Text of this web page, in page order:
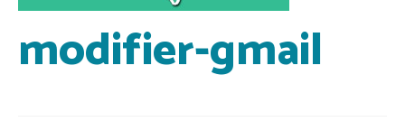
modifier-gmail